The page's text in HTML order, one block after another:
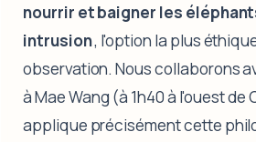
nourrir et baigner les
intrusion, l'option la plus
observation. Nous collaborons
à Mae Wang (à 1h40 à l'ouest de
applique précisément cette